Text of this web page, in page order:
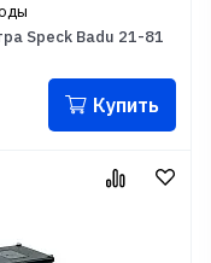
Speck Badu 21-81
Купить